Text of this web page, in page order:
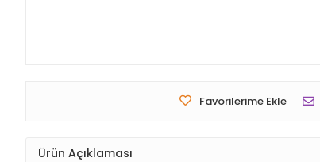
Favorilerime Ekle
Ürün Açıklaması